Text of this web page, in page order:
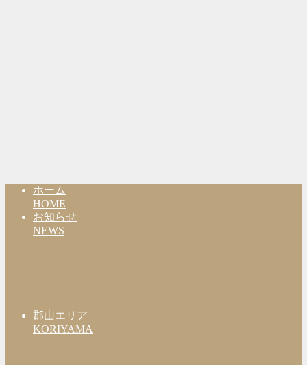
ホーム
HOME
お知らせ
NEWS
郡山エリア
KORIYAMA